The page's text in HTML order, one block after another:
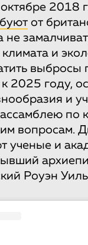
2018
от
не
и
выбросы
2025 году,
и
по
вопросам.
ученые и
Роуэн